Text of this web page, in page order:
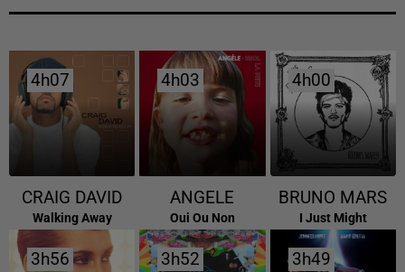
4h07
4h07
CRAIG DAVID
Walking Away
4h03
4h03
ANGELE
Oui Ou Non
4h00
4h00
BRUNO MARS
I Just Might
3h56
3h56 3h52
3h52 3h49
3h49